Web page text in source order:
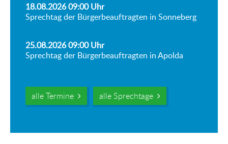
18.08.2026 09:00Uhr
Sprechtag der Bürgerbeauftragten in Sonneberg
25.08.2026 09:00Uhr
Sprechtag der Bürgerbeauftragten in Apolda
alle Termine alle Sprechtage